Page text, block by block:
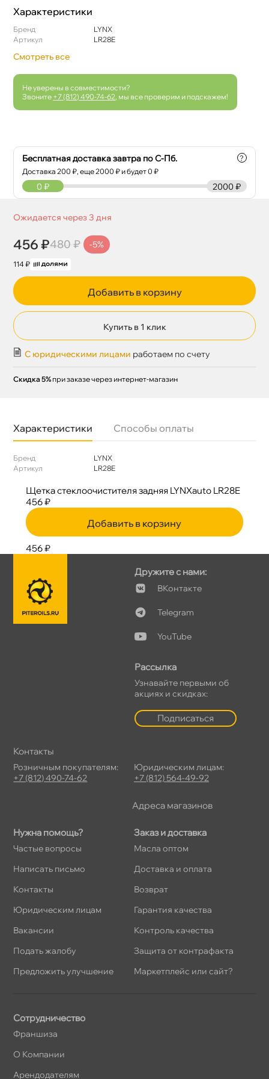
Характеристики
Бренд
LYNX
Артикул
LR28E
Смотреть все
Не уверены в совместимости?
Звоните +7 (812) 490-74-62 , мы все проверим и подскажем!
Бесплатная доставка завтра по С-Пб.
Доставка200 ₽, еще2000 ₽ и будет 0 ₽
?
2000 ₽
0 ₽
Ожидается через 3 дня
456 ₽480 ₽ -5%
114 ₽
Добавить в корзину
Купить в 1 клик
С юридическими лицами работаем по счету
Скидка 5% при заказе через интернет-магазин
Характеристики Способы оплаты
Бренд
LYNX
Артикул
LR28E
Щетка стеклоочистителя задняя LYNXauto LR28E
456 ₽
Добавить в корзину
456 ₽
Нужна помощь?
Частые вопросы
Написать письмо
Контакты
Юридическим лицам
акансии
Подать жалобу
Предложить улучшение
Заказ и доставка
Масла оптом
Доставка и оплата
озврат
Гарантия качества
Контроль качества
Защита от контрафакта
Маркетплейс или сайт?
Дружите с нами:
Контакте
Telegram
YouTube
Рассылка
Узнавайте первыми о
акциях и скидках:
Подписаться
Сотрудничество
Франшиза
О Компании
Арендодателям
Контакты
Розничным покупателям:
+7 (812) 490-74-62
Юридическим лицам:
+7 (812) 564-49-92
Адреса магазино